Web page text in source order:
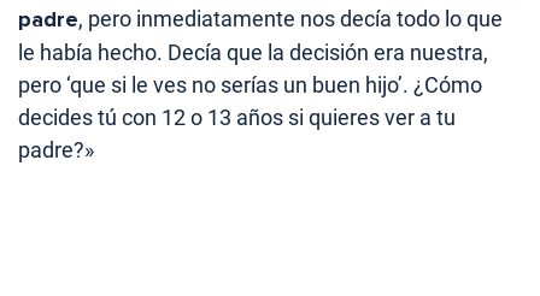
padre, pero inmediatamente nos decía todo lo que
le había hecho. Decía que la decisión era nuestra,
pero ‘que si le ves no serías un buen hijo’. ¿Cómo
decides tú con 12 o 13 años si quieres ver a tu
padre?»